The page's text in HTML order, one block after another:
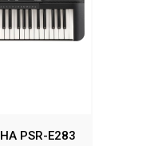
PSR-E283